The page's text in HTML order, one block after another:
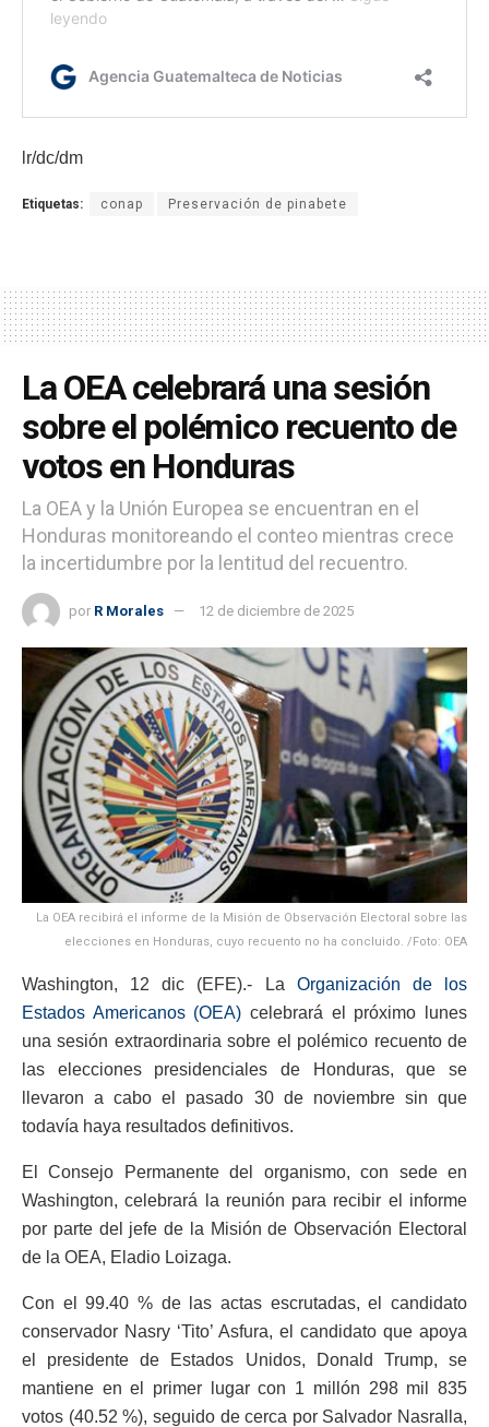
lr/dc/dm
Etiquetas: conap Preservación de pinabete
La OEA celebrará una sesión
sobre el polémico recuento de
votos en Honduras
La OEA y la Unión Europea se encuentran en el
Honduras monitoreando el conteo mientras crece
la incertidumbre por la lentitud del recuentro.
por R Morales 12 de diciembre de 2025
La OEA recibirá el informe de la Misión de Observación Electoral sobre las
elecciones en Honduras, cuyo recuento no ha concluido. /Foto: OEA
Washington, 12 dic (EFE).- La Organización de los
Estados Americanos (OEA) celebrará el próximo lunes
una sesión extraordinaria sobre el polémico recuento de
las elecciones presidenciales de Honduras, que se
llevaron a cabo el pasado 30 de noviembre sin que
todavía haya resultados definitivos.
El Consejo Permanente del organismo, con sede en
Washington, celebrará la reunión para recibir el informe
por parte del jefe de la Misión de Observación Electoral
de la OEA, Eladio Loizaga.
Con el 99.40 % de las actas escrutadas, el candidato
conservador Nasry ‘Tito’ Asfura, el candidato que apoya
el presidente de Estados Unidos, Donald Trump, se
mantiene en el primer lugar con 1 millón 298 mil 835
votos (40.52 %), seguido de cerca por Salvador Nasralla,